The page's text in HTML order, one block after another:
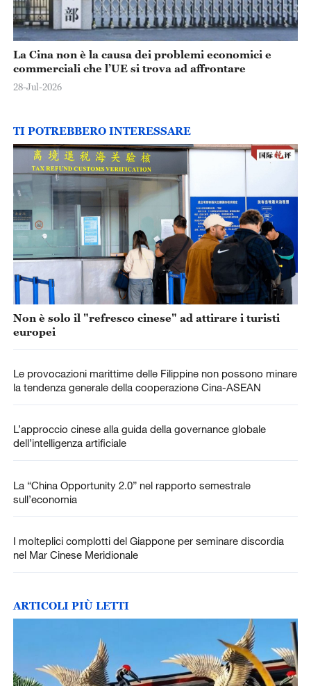
La Cina non è la causa dei problemi economici e
commerciali che l’UE si trova ad affrontare
28-Jul-2026
TI POTREBBERO INTERESSARE
Non è solo il "refresco cinese" ad attirare i turisti
europei
Le provocazioni marittime delle Filippine non possono minare
la tendenza generale della cooperazione Cina-ASEAN
L’approccio cinese alla guida della governance globale
dell’intelligenza artificiale
La “China Opportunity 2.0” nel rapporto semestrale
sull’economia
I molteplici complotti del Giappone per seminare discordia
nel Mar Cinese Meridionale
ARTICOLI PIÙ LETTI